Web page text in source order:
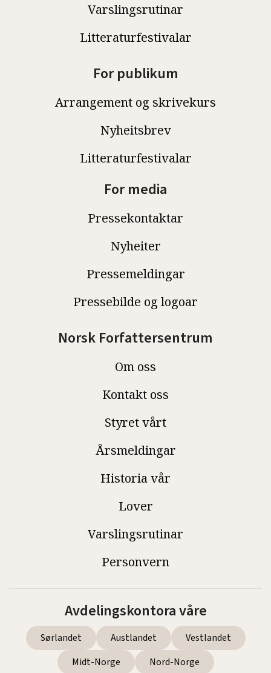
Varslingsrutinar
Litteraturfestivalar
For publikum
Arrangement og skrivekurs
Nyheitsbrev
Litteraturfestivalar
For media
Pressekontaktar
Nyheiter
Pressemeldingar
Pressebilde og logoar
Norsk Forfattersentrum
Om oss
Kontakt oss
Styret vårt
Årsmeldingar
Historia vår
Lover
Varslingsrutinar
Personvern
Avdelingskontora våre
Sørlandet Austlandet
Vestlandet
Midt-Norge
Nord-Norge